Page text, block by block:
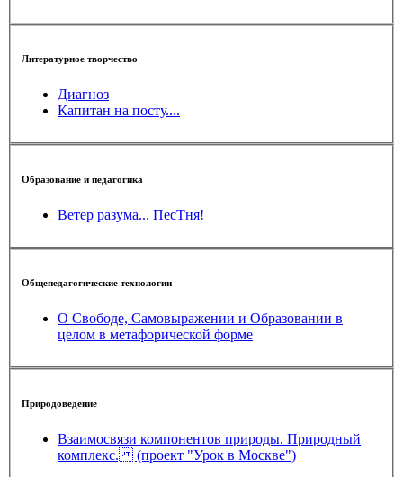
Литературное творчество
Диагноз
Капитан на посту....
Образование и педагогика
Ветер разума... ПесТня!
Общепедагогические технологии
О Свободе, Самовыражении и Образовании в
целом в метафорической форме
Природоведение
Взаимосвязи компонентов природы. Природный
комплекс. (проект "Урок в Москве")